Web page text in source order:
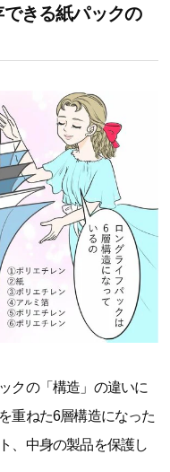
きる紙パックの
クの「構造」の違いに
重ねた6層構造になった
、中身の製品を保護し